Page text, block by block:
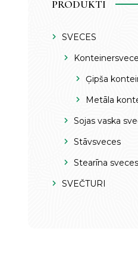
PRODUKTI
SVECES
Ģipša
Metāla
Sojas vaska
Stāvsveces
Stearīna sveces
SVEČTURI